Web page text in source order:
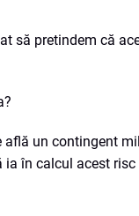
să pretindem că
un contingent
în calcul acest